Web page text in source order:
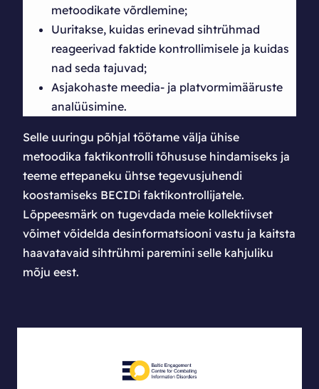
metoodikate võrdlemine;
Uuritakse, kuidas erinevad sihtrühmad
reageerivad faktide kontrollimisele ja kuidas
nad seda tajuvad;
Asjakohaste meedia- ja platvormimääruste
analüüsimine.
Selle uuringu põhjal töötame välja ühise
metoodika faktikontrolli tõhususe hindamiseks ja
teeme ettepaneku ühtse tegevusjuhendi
koostamiseks BECIDi faktikontrollijatele.
Lõppeesmärk on tugevdada meie kollektiivset
võimet võidelda desinformatsiooni vastu ja kaitsta
haavatavaid sihtrühmi paremini selle kahjuliku
mõju eest.